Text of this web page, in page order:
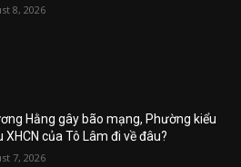
8, 2026
Hằng gây bão mạng, Phường kiểu
XHCN của Tô Lâm đi về đâu?
7, 2026